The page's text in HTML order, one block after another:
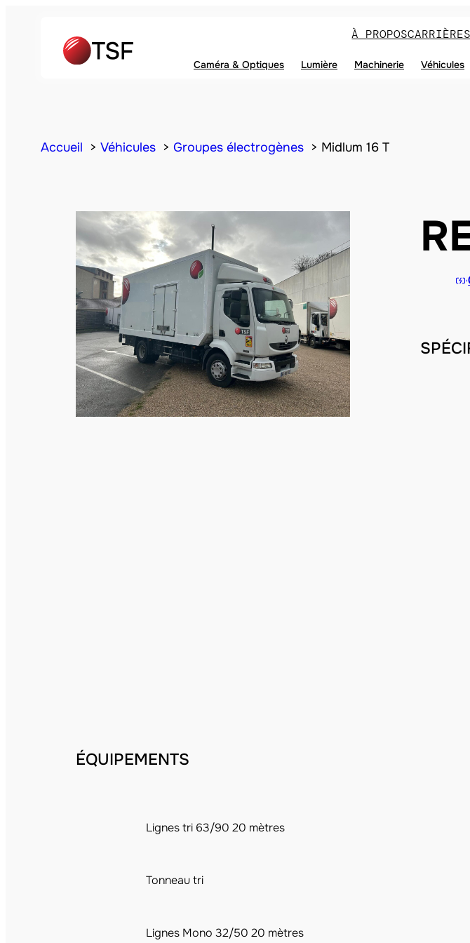
À PROPOS
Caméra & Optiques Lumière Machinerie Véhicules
Accueil Véhicules Groupes électrogènes Midlum 16 T
ÉQUIPEMENTS
Lignes tri 63/90 20 mètres
Tonneau tri
Lignes Mono 32/50 20 mètres